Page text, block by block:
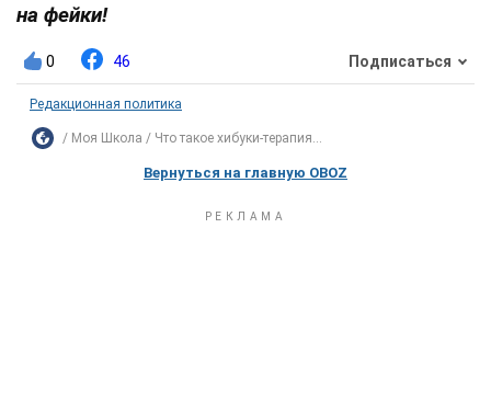
на фейки!
0 46 Подписаться
Редакционная политика
Моя Школа Что такое хибуки-терапия...
Вернуться на главную OBOZ